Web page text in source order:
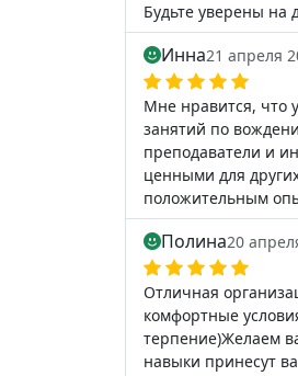
Будьте уверены на
Инна21 апреля
Мне нравится, что
занятий по
преподаватели и
ценными для
положительным
Полина20
Отличная
комфортные
терпение)Желаем
навыки принесут